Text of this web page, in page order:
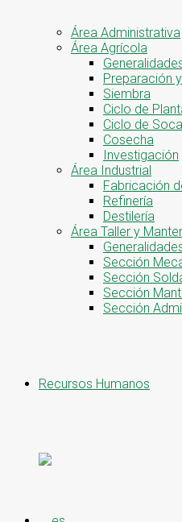
Área Administrativa
Área Agrícola
Preparación
Siembra
Ciclo de
Ciclo de Soca
Cosecha
Investigación
Área Industrial
Fabricación
Refinería
Destilería
Área Taller y
Sección
Sección
Sección
Sección
Recursos Humanos